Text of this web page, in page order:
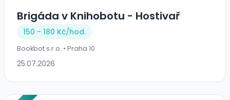
Brigáda v Knihobotu - Hostivař
150 - 180 Kč/hod.
Bookbot s.r.o. • Praha 10
25.07.2026